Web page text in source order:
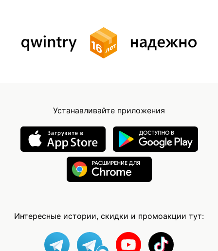
Устанавливайте приложения
Интересные истории, скидки и промоакции тут: